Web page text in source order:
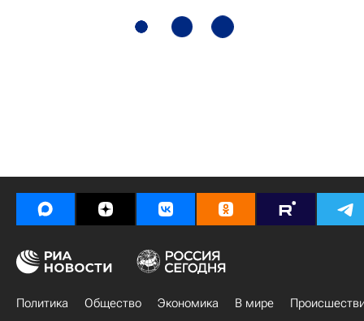
Политика Общество Экономика В мире